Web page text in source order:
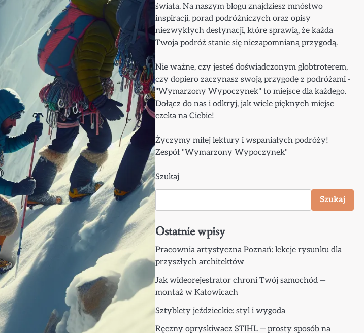
świata. Na naszym blogu znajdziesz mnóstwo
inspiracji, porad podróżniczych oraz opisy
niezwykłych destynacji, które sprawią, że każda
Twoja podróż stanie się niezapomnianą przygodą.
Nie ważne, czy jesteś doświadczonym globtroterem,
czy dopiero zaczynasz swoją przygodę z podróżami -
"Wymarzony Wypoczynek" to miejsce dla każdego.
Dołącz do nas i odkryj, jak wiele pięknych miejsc
czeka na Ciebie!
Życzymy miłej lektury i wspaniałych podróży!
Zespół "Wymarzony Wypoczynek"
Szukaj
Szukaj
Ostatnie wpisy
Pracownia artystyczna Poznań: lekcje rysunku dla
przyszłych architektów
Jak wideorejestrator chroni Twój samochód —
montaż w Katowicach
Sztyblety jeździeckie: styl i wygoda
Ręczny opryskiwacz STIHL — prosty sposób na